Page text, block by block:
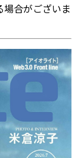
合がございま